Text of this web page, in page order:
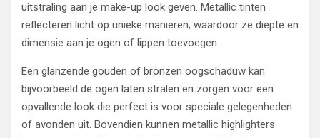
uitstraling aan je make-up look geven. Metallic tinten
reflecteren licht op unieke manieren, waardoor ze diepte en
dimensie aan je ogen of lippen toevoegen.
Een glanzende gouden of bronzen oogschaduw kan
bijvoorbeeld de ogen laten stralen en zorgen voor een
opvallende look die perfect is voor speciale gelegenheden
of avonden uit. Bovendien kunnen metallic highlighters